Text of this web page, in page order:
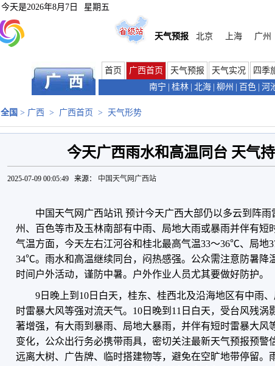
今天是2026年8月7日 星期五
天气预报
北京 上海 广州
首页 广西首页 天气预报 天气实况 四季
南宁
桂林 北海 柳州 百色 河
全国 > 广西 > 广西首页 > 天气形势
今天广西雨水和高温同台 天气
2025-07-09 00:05:49 来源： 中国天气网广西站
中国天气网广西站讯 预计今天广西大部仍以多云到阵
州、百色等市及玉林南部有中雨、局地大雨或暴雨并伴有短
气温方面，今天左右江河谷和桂北最高气温33～36℃、局地
34℃。雨水和高温继续同台，闷热感强。公众需注意防暑降
时间户外活动，谨防中暑。户外作业人员尤其要做好防护。
9日晚上到10日白天，桂东、桂西北及沿海地区有中雨
时雷暴大风等强对流天气。10日晚到11日白天，受台风残涡
著增强，有大雨到暴雨、局地大暴雨，并伴有短时雷暴大风
变化，公众出行务必携带雨具，密切关注最新天气预报预警
远离大树、广告牌、临时搭建物等，避免在空旷地带停留。